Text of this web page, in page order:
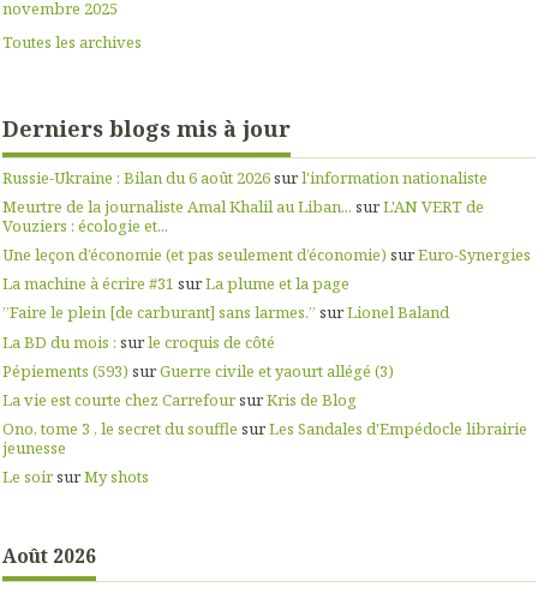
novembre 2025
Toutes les archives
Derniers blogs mis à jour
Russie-Ukraine : Bilan du 6 août 2026surl'information nationaliste
Meurtre de la journaliste Amal Khalil au Liban... surL'AN VERT de
Vouziers : écologie et...
Une leçon d’économie (et pas seulement d’économie) surEuro-Synergies
La machine à écrire #31 surLa plume et la page
”Faire le plein [de carburant] sans larmes.” surLionel Baland
La BD du mois : surle croquis de côté
Pépiements (593) surGuerre civile et yaourt allégé (3)
La vie est courte chez CarrefoursurKris de Blog
Ono, tome 3 , le secret du souffle surLes Sandales d'Empédocle librairie
jeunesse
Le soirsurMy shots
Août 2026